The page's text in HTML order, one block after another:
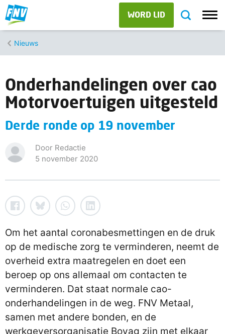
WORD LID
Nieuws
Onderhandelingen over cao
Motorvoertuigen uitgesteld
Derde ronde op 19 november
Door Redactie
5 november 2020
Om het aantal coronabesmettingen en de druk
op de medische zorg te verminderen, neemt de
overheid extra maatregelen en doet een
beroep op ons allemaal om contacten te
verminderen. Dat staat normale cao-
onderhandelingen in de weg. FNV Metaal,
samen met andere bonden, en de
werkgeversorganisatie Bovag zijn met elkaar